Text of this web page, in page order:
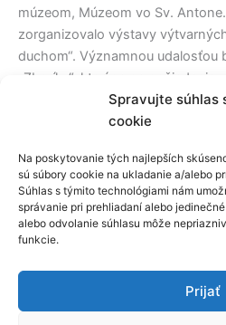
Spravujte súhlas
cookie
Na poskytovanie tých najlepších
sú súbory cookie na ukladanie a/alebo
Súhlas s týmito technológiami nám
správanie pri prehliadaní alebo
alebo odvolanie súhlasu môže
funkcie.
Prijať
múzeom, Múzeom vo Sv.
zorganizovalo výstavy
duchom“. Významnou udalosťou
„Zboríku“, ktorí sa na požiadanie
Pavla Balžanku predstavili
piesní pre nórsky kráľovský pár
Deň detí, Valentínske
chudoby, výchovné koncerty pre
V apríli 2011 sme po tragickej
vzdali vďaku za jeho
s akou viedol svoj umelecký
Významné podujatia a súťaže).